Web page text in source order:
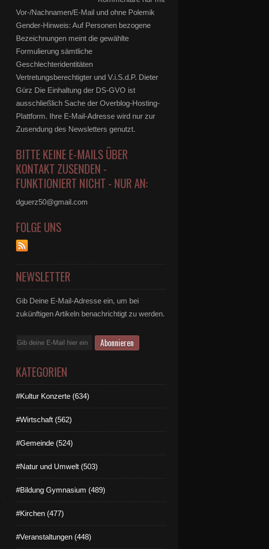
Vor-/Nachnamen/E-Mail und ohne Polemik
Gender-Hinweis: Auf Personen bezogene
Bezeichnungen meint die gewählte
Formulierung sämtliche
Geschlechteridentitäten
Vertretungsberechtigter und V.i.S.d.P. Dieter
Gürz Die Einhaltung der DS-GVO ist
ausschließlich Sache der Overblog-Hosting-
Plattform. Ihre E-Mail-Adresse wird nur zur
Zusendung des Newsletters genutzt.
BITTE KEINE E-MAILS ÜBER
KONTAKT ZUSENDEN -
FUNKTIONIERT NICHT - NUR AN:
dguerz50@gmail.com
FOLGE UNS
NEWSLETTER
Gib Deine E-Mail-Adresse ein, um bei
zukünftigen Artikeln benachrichtigt zu werden.
E-
KATEGORIEN
#Kultur Konzerte (634)
#Wirtschaft (562)
#Gemeinde (524)
#Natur und Umwelt (503)
#Bildung Gymnasium (489)
#Kirchen (477)
#Veranstaltungen (448)